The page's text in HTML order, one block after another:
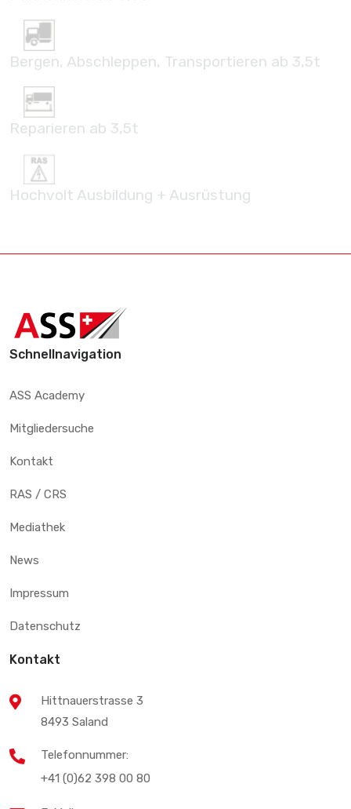
Bergen, Abschleppen, Transportieren ab 3,5t
Reparieren ab 3,5t
Hochvolt Ausbildung + Ausrüstung
Schnellnavigation
ASS Academy
Mitgliedersuche
Kontakt
RAS / CRS
Mediathek
News
Impressum
Datenschutz
Kontakt
Hittnauerstrasse 3
8493 Saland
Telefonnummer:
+41 (0)62 398 00 80